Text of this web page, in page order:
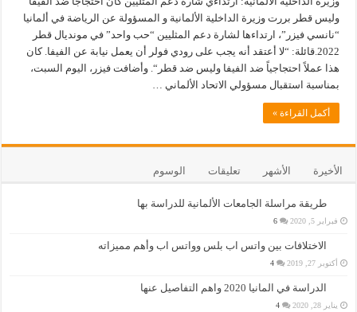
وليس قطر بررت وزيرة الداخلية الألمانية و المسؤولة عن الرياضة في ألمانيا
“نانسي فيزر”، ارتداءها لشارة دعم المثليين “حب واحد” في مونديال قطر
2022.قائلة: “لا أعتقد أنه يجب على رودي فولر أن يعمل نيابة عن الفيفا. كان
هذا عملاً احتجاجياً ضد الفيفا وليس ضد قطر“. وأضافت فيزر، اليوم السبت،
بمناسبة استقبال مسؤولي الاتحاد الألماني …
أكمل القراءة »
الأخيرة الأشهر تعليقات الوسوم
طريقة مراسلة الجامعات الألمانية للدراسة بها
فبراير 5, 2020 6
الاختلافات بين واتس اب بلس وواتس اب وأهم مميزاته
أكتوبر 27, 2019 4
الدراسة في المانيا 2020 واهم التفاصيل عنها
يناير 28, 2020 4